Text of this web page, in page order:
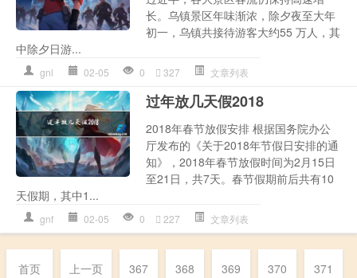
长。乌镇景区年味渐浓，除夕夜至大年
初一，乌镇共接待游客大约55 万人，其
中除夕日游...
gnl 02-05 0 327 文章列表
过年放几天假2018
2018年春节放假安排 根据国务院办公
厅发布的《关于2018年节假日安排的通
知》，2018年春节放假时间为2月15日
至21日，共7天。春节假期前后共有10
天假期，其中1...
gnf 02-05 0 227 文章列表
首页 上一页 367 368 369 370 371